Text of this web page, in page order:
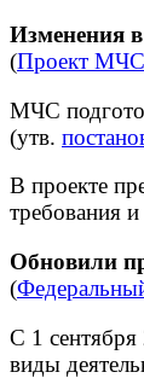
Изменения
(Проект МЧС
МЧС
(утв.
В проекте
требования
Обновили
(
С 1 сентября
виды